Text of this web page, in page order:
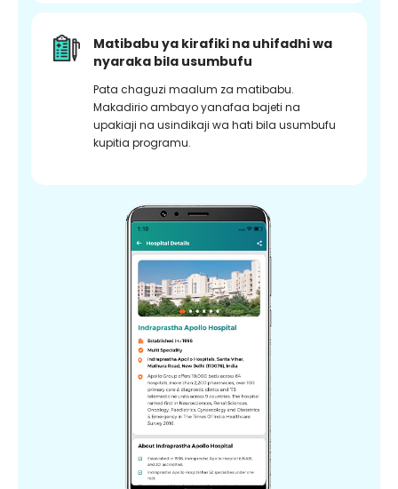
Matibabu ya kirafiki na uhifadhi wa
nyaraka bila usumbufu
Pata chaguzi maalum za matibabu.
Makadirio ambayo yanafaa bajeti na
upakiaji na usindikaji wa hati bila usumbufu
kupitia programu.